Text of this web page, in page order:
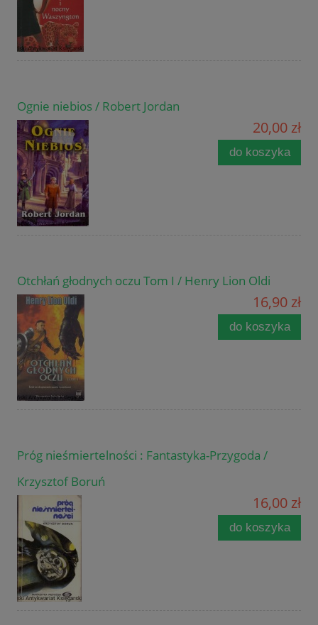
Ognie niebios / Robert Jordan
20,00 zł
do koszyka
Otchłań głodnych oczu Tom I / Henry Lion Oldi
16,90 zł
do koszyka
Próg nieśmiertelności : Fantastyka-Przygoda /
Krzysztof Boruń
16,00 zł
do koszyka